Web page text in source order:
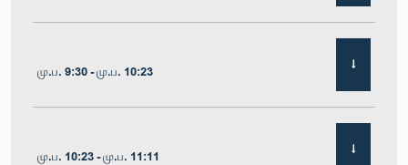
மு.ப. 9:30 - மு.ப. 10:23
மு.ப. 10:23 - மு.ப. 11:11